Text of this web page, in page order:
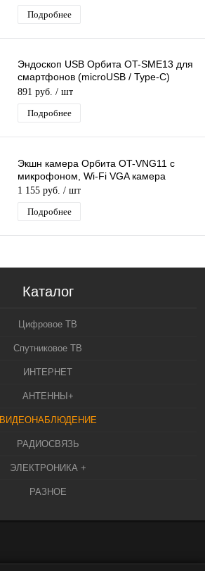
Подробнее
Эндоскоп USB Орбита OT-SME13 для
смартфонов (microUSB / Type-C)
(7мм, 640*480, длина 5м)
891 руб. / шт
Подробнее
Экшн камера Орбита OT-VNG11 с
микрофоном, Wi-Fi VGA камера
1 155 руб. / шт
Подробнее
Каталог
Цифровое ТВ
Спутниковое ТВ
ИНТЕРНЕТ
АНТЕННЫ+
ВИДЕОНАБЛЮДЕНИЕ
РАДИОСВЯЗЬ
ЭЛЕКТРОНИКА +
РАЗНОЕ